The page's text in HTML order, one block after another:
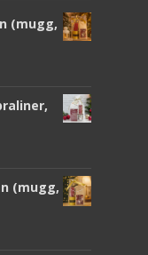
(mugg,
(mugg,